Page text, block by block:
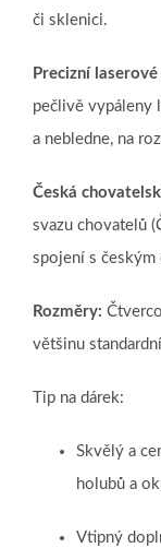
či sklenici.
Precizní
pečlivě vypáleny
a nebledne, na
Česká
svazu chovatelů
spojení s českým
Rozměry:
většinu
Tip na dárek:
Skvělý a
holubů a
Vtipný